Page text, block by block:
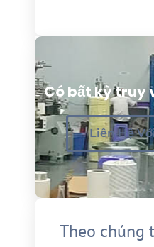
Có bất kỳ truy
Liên Hệ
Theo chúng